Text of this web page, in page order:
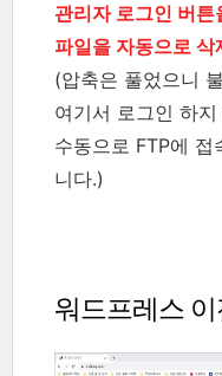
관리자 로그인 버
파일을 자동으로 삭
(압축은 풀었으니
여기서 로그인 하
수동으로 FTP에
니다.)
워드프레스